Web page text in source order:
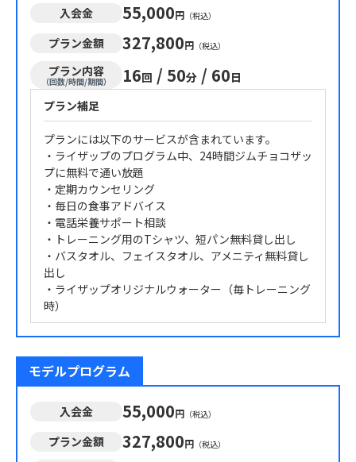
入会金 55,000円 （税込）
プラン金額 327,800円 （税込）
プラン内容
（回数/時間/期間） 16回 / 50分 / 60日
プラン補足
プランには以下のサービスが含まれています。
・ライザップのプログラム中、24時間ジムチョコザッ
プに無料で通い放題
・定期カウンセリング
・毎日の食事アドバイス
・電話栄養サポート相談
・トレーニング用のTシャツ、短パン無料貸し出し
・バスタオル、フェイスタオル、アメニティ無料貸し
出し
・ライザップオリジナルウォーター（毎トレーニング
時）
モデルプログラム
入会金 55,000円 （税込）
プラン金額 327,800円 （税込）